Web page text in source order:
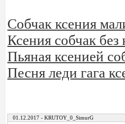
Собчак ксения
Ксения собчак без
Пьяная ксенией
Песня леди гага
01.12.2017 - KRUTOY_0_SimurG